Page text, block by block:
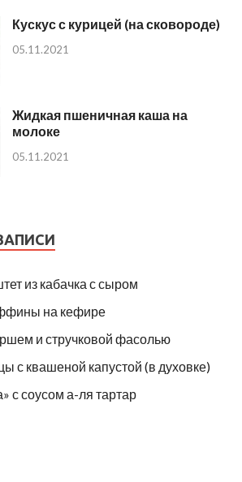
Кускус с курицей (на сковороде)
05.11.2021
Жидкая пшеничная каша на
молоке
05.11.2021
из кабачка с сыром
на кефире
и стручковой фасолью
с квашеной капустой (в духовке)
с соусом а-ля тартар